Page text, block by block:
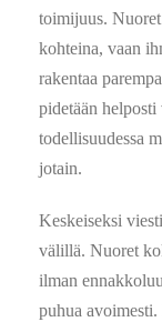
toimijuus.
kohteina, vaan
rakentaa
pidetään
todellisuudessa
jotain.
Keskeiseksi
välillä. Nuoret
ilman
puhua